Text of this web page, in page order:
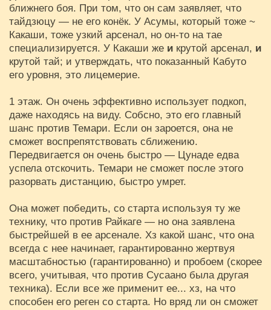
ближнего боя. При том, что он сам заявляет, что
тайдзюцу — не его конëк. У Асумы, который тоже ~
Какаши, тоже узкий арсенал, но он-то на тае
специализируется. У Какаши же и крутой арсенал, и
крутой тай; и утверждать, что показанный Кабуто
его уровня, это лицемерие.
1 этаж. Он очень эффективно использует подкоп,
даже находясь на виду. Собсно, это его главный
шанс против Темари. Если он зароется, она не
сможет воспрепятствовать сближению.
Передвигается он очень быстро — Цунаде едва
успела отскочить. Темари не сможет после этого
разорвать дистанцию, быстро умрет.
Она может победить, со старта используя ту же
технику, что против Райкаге — но она заявлена
быстрейшей в ее арсенале. Хз какой шанс, что она
всегда с нее начинает, гарантированно жертвуя
масштабностью (гарантированно) и пробоем (скорее
всего, учитывая, что против Сусаано была другая
техника). Если все же применит ее... хз, на что
способен его реген со старта. Но вряд ли он сможет